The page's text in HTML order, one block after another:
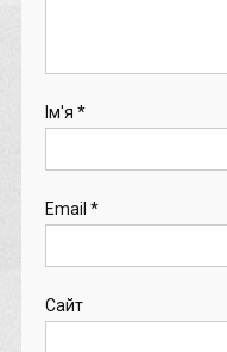
Ім'я *
Email *
Сайт